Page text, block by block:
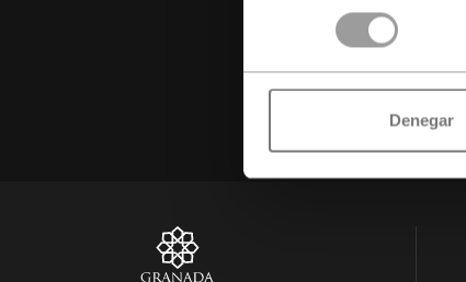
consentimiento
Denegar